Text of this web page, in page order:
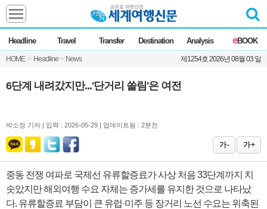
Headline Travel Transfer Destination Analysis eBOOK
HOME > Headline > News 제1254호 2026년 08월 03 일
Headline
전체 News
Commentary Opinion
Focus Marketing
Destination
6단계 내려갔지만...'단거리 쏠림'은 여전
박소정 기자 | 입력 : 2026-05-29 | 업데이트됨 : 2분전
가 - 가 +
중동 전쟁 여파로 국제선 유류할증료가 사상 처음 33단계까지 치
솟았지만 해외여행 수요 자체는 증가세를 유지한 것으로 나타났
다. 유류할증료 부담이 큰 유럽·미주 등 장거리 노선 수요는 위축된